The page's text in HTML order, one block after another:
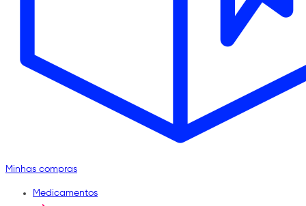
Minhas compras
Medicamentos